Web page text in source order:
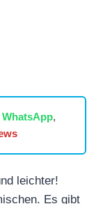
WhatsApp,
leichter!
Es gibt